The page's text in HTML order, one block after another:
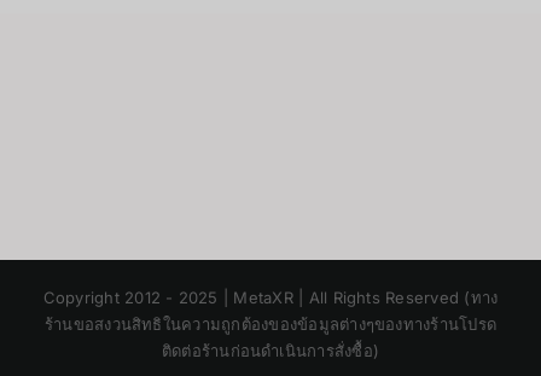
Copyright 2012 - 2025 | MetaXR | All Rights Reserved (ทาง
ร้านขอสงวนสิทธิในความถูกต้องของข้อมูลต่างๆของทางร้านโปรด
ติดต่อร้านก่อนดำเนินการสั่งซื้อ)Chinese